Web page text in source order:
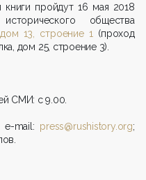
книги пройдут 16 мая 2018
общества
13, строение 1
(проход
дом 25, строение 3).
СМИ: с 9.00.
mail: press@rushistory.org;